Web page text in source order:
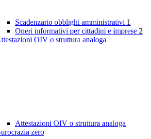
Scadenzario obblighi amministrativi 1
Oneri informativi per cittadini e imprese 2
OIV o struttura analoga
Attestazioni OIV o struttura analoga
zero